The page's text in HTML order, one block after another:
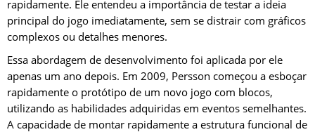
rapidamente. Ele entendeu a importância de testar a ideia
principal do jogo imediatamente, sem se distrair com gráficos
complexos ou detalhes menores.
Essa abordagem de desenvolvimento foi aplicada por ele
apenas um ano depois. Em 2009, Persson começou a esboçar
rapidamente o protótipo de um novo jogo com blocos,
utilizando as habilidades adquiridas em eventos semelhantes.
A capacidade de montar rapidamente a estrutura funcional de